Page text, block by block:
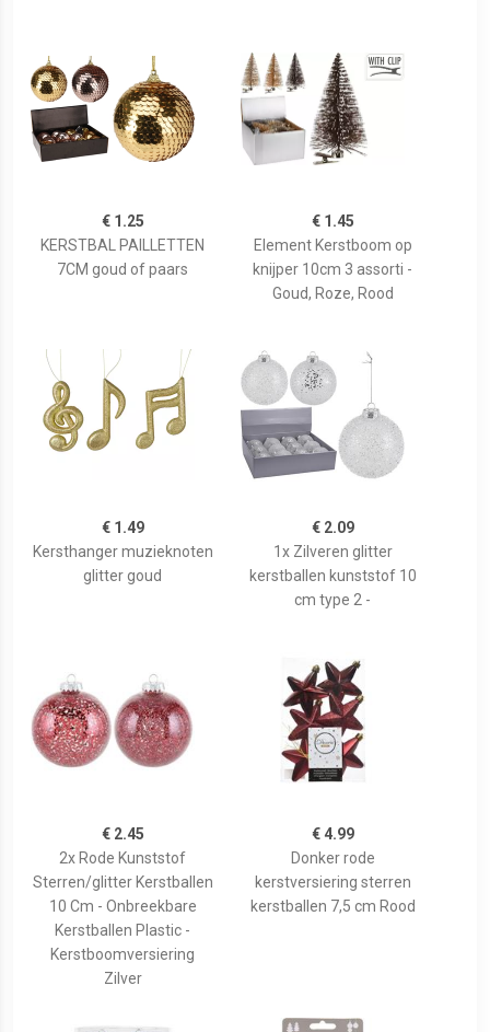
€ 1.25
KERSTBAL PAILLETTEN
7CM goud of paars
€ 1.45
Element Kerstboom op
knijper 10cm 3 assorti -
Goud, Roze, Rood
€ 1.49
Kersthanger muzieknoten
glitter goud
€ 2.09
1x Zilveren glitter
kerstballen kunststof 10
cm type 2 -
€ 2.45
2x Rode Kunststof
Sterren/glitter Kerstballen
10 Cm - Onbreekbare
Kerstballen Plastic -
Kerstboomversiering
Zilver
€ 4.99
Donker rode
kerstversiering sterren
kerstballen 7,5 cm Rood